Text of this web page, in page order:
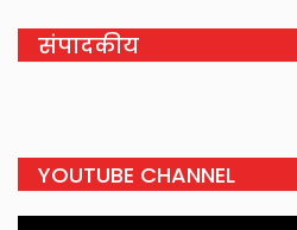
संपादकीय
YOUTUBE CHANNEL